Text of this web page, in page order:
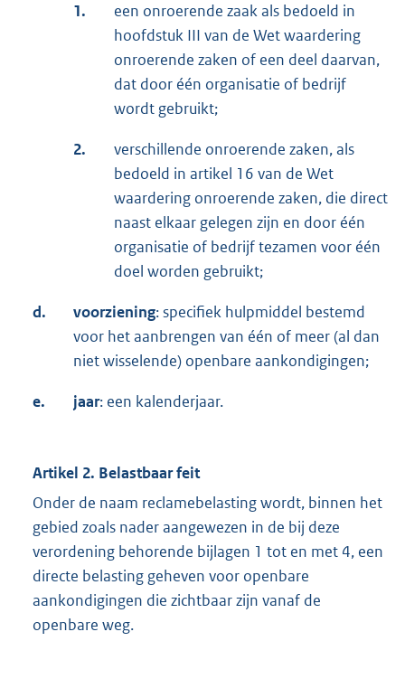
1.
een onroerende zaak als bedoeld in
hoofdstuk III van de Wet waardering
onroerende zaken of een deel daarvan,
dat door één organisatie of bedrijf
wordt gebruikt;
2.
verschillende onroerende zaken, als
bedoeld in artikel 16 van de Wet
waardering onroerende zaken, die direct
naast elkaar gelegen zijn en door één
organisatie of bedrijf tezamen voor één
doel worden gebruikt;
d. voorziening: specifiek hulpmiddel bestemd
voor het aanbrengen van één of meer (al dan
niet wisselende) openbare aankondigingen;
e. jaar: een kalenderjaar.
Artikel 2. Belastbaar feit
Onder de naam reclamebelasting wordt, binnen het
gebied zoals nader aangewezen in de bij deze
verordening behorende bijlagen 1 tot en met 4, een
directe belasting geheven voor openbare
aankondigingen die zichtbaar zijn vanaf de
openbare weg.